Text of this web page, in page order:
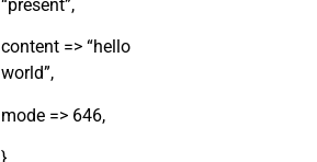
“present”,
content => “hello
world”,
mode => 646,
}